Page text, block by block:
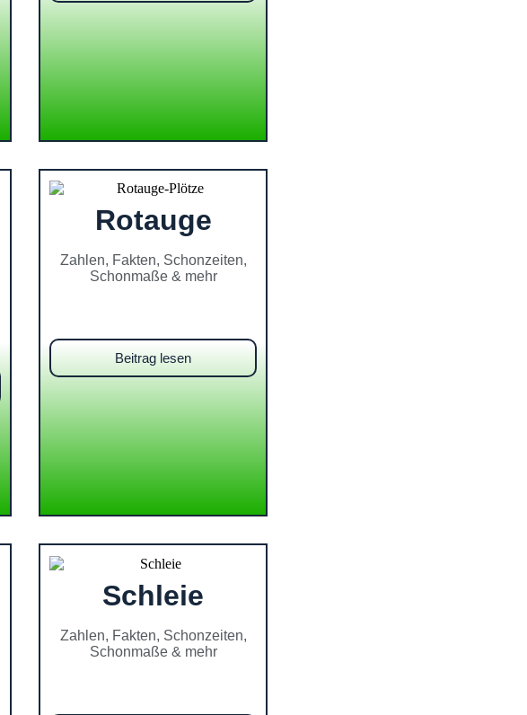
Rotauge
Zahlen, Fakten, Schonzeiten,
Schonmaße & mehr
Beitrag lesen
Schleie
Zahlen, Fakten, Schonzeiten,
Schonmaße & mehr